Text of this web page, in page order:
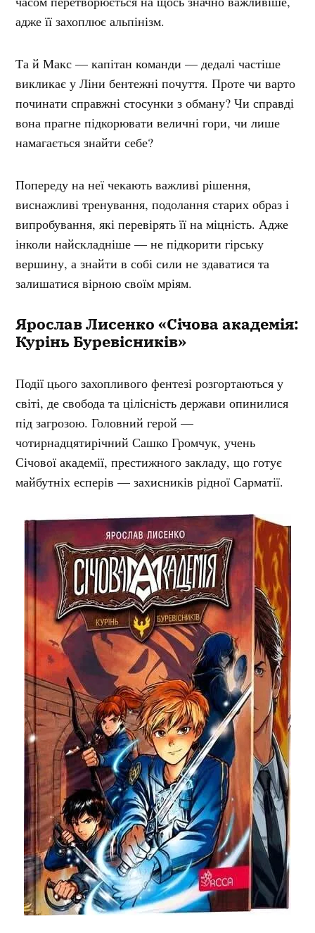
адже її захоплює альпінізм.
Та й Макс — капітан команди — дедалі частіше
викликає у Ліни бентежні почуття. Проте чи варто
починати справжні стосунки з обману? Чи справді
вона прагне підкорювати величні гори, чи лише
намагається знайти себе?
Попереду на неї чекають важливі рішення,
виснажливі тренування, подолання старих образ і
випробування, які перевірять її на міцність. Адже
інколи найскладніше — не підкорити гірську
вершину, а знайти в собі сили не здаватися та
залишатися вірною своїм мріям.
Ярослав Лисенко «Січова академія:
Курінь Буревісників»
Події цього захопливого фентезі розгортаються у
світі, де свобода та цілісність держави опинилися
під загрозою. Головний герой —
чотирнадцятирічний Сашко Громчук, учень
Січової академії, престижного закладу, що готує
майбутніх есперів — захисників рідної Сарматії.